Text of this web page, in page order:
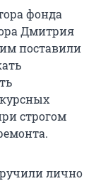
фонда
Дмитрия
поставили
строгом
лично